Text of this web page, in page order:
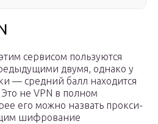
сервисом пользуются
двумя, однако у
— средний балл находится
не VPN в полном
его можно назвать прокси-
шифрование